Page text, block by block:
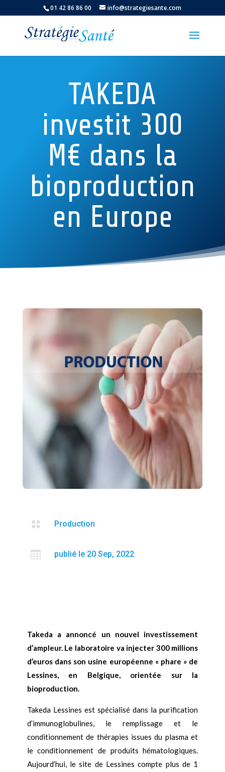
01 42 86 86 00 info@strategiesante.com
TAKEDA
investit 300
M€ dans la
bioproduction
en Europe
 Production
 publié le 20 Sep, 2022
Takeda a annoncé un nouvel investissement
d’ampleur. Le laboratoire va injecter 300 millions
d’euros dans son usine européenne « phare » de
Lessines, en Belgique, orientée sur la
bioproduction.
Takeda Lessines est spécialisé dans la purification
d’immunoglobulines, le remplissage et le
conditionnement de thérapies issues du plasma et
le conditionnement de produits hématologiques.
Aujourd’hui, le site de Lessines compte plus de 1